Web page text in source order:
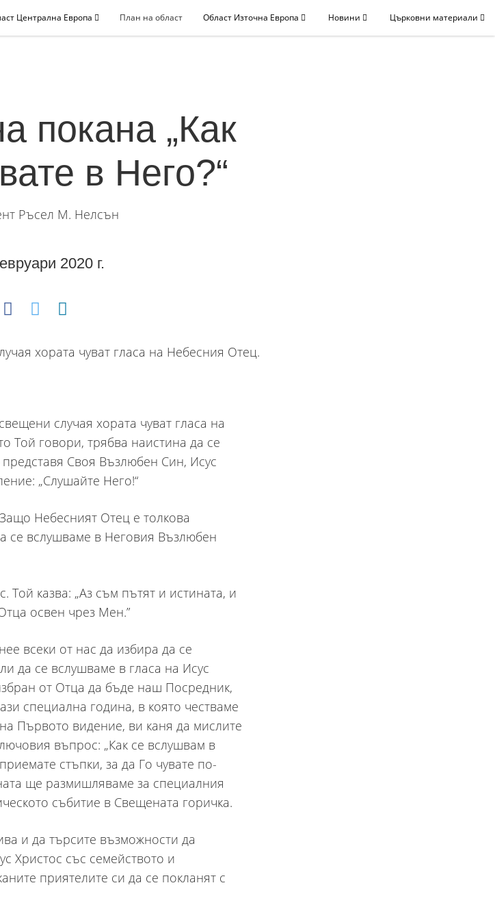
Централна Европа План на област Област Източна Европа Новини Църковни материали
покана „Как
в Него?“
Ръсел М. Нелсън
2020 г.
случая хората чуват гласа на
Той говори, трябва наистина да се
Своя Възлюбен Син, Исус
„Слушайте Него!“
Небесният Отец е толкова
се вслушваме в Неговия Възлюбен
Той казва: „Аз съм пътят и истината, и
освен чрез Мен.”
всеки от нас да избира да се
да се вслушваме в гласа на Исус
от Отца да бъде наш Посредник,
специална година, в която честваме
Първото видение, ви каня да мислите
въпрос: „Как се вслушвам в
стъпки, за да Го чувате по-
ще размишляваме за специалния
събитие в Свещената горичка.
и да търсите възможности да
Христос със семейството и
приятелите си да се покланят с